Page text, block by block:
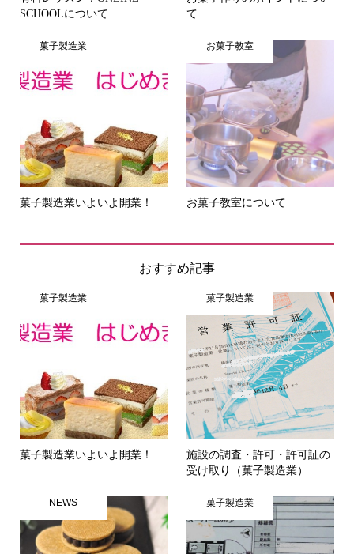
SCHOOLについて
て
菓子製造業
菓子製造業いよいよ開業！
お菓子教室
お菓子教室について
おすすめ記事
菓子製造業
菓子製造業いよいよ開業！
菓子製造業
施設の調査・許可・許可証の
受け取り（菓子製造業）
NEWS 菓子製造業